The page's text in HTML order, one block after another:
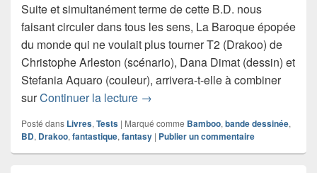
Suite et simultanément terme de cette B.D. nous
faisant circuler dans tous les sens, La Baroque épopée
du monde qui ne voulait plus tourner T2 (Drakoo) de
Christophe Arleston (scénario), Dana Dimat (dessin) et
Stefania Aquaro (couleur), arrivera-t-elle à combiner
surContinuer la lecture Chronique bande dessinée La
→
Posté dans Livres, Tests | Marqué comme Bamboo, bande dessinée,
BD, Drakoo, fantastique, fantasy | Publier un commentaire